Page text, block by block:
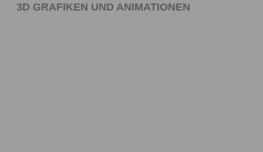
3D GRAFIKEN UND ANIMATIONEN